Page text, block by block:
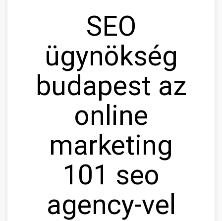
SEO
ügynökség
budapest az
online
marketing
101 seo
agency-vel